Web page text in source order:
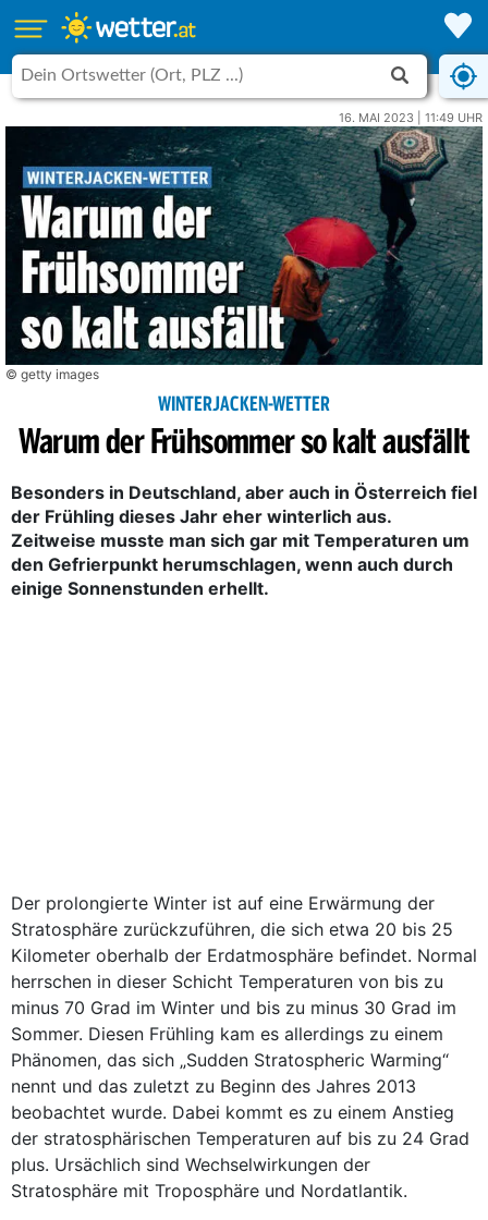
16. MAI 2023 | 11:49 UHR
© getty images
WINTERJACKEN-WETTER
Warum der Frühsommer so kalt ausfällt
Besonders in Deutschland, aber auch in Österreich fiel
der Frühling dieses Jahr eher winterlich aus.
Zeitweise musste man sich gar mit Temperaturen um
den Gefrierpunkt herumschlagen, wenn auch durch
einige Sonnenstunden erhellt.
Der prolongierte Winter ist auf eine Erwärmung der
Stratosphäre zurückzuführen, die sich etwa 20 bis 25
Kilometer oberhalb der Erdatmosphäre befindet. Normal
herrschen in dieser Schicht Temperaturen von bis zu
minus 70 Grad im Winter und bis zu minus 30 Grad im
Sommer. Diesen Frühling kam es allerdings zu einem
Phänomen, das sich „Sudden Stratospheric Warming“
nennt und das zuletzt zu Beginn des Jahres 2013
beobachtet wurde. Dabei kommt es zu einem Anstieg
der stratosphärischen Temperaturen auf bis zu 24 Grad
plus. Ursächlich sind Wechselwirkungen der
Stratosphäre mit Troposphäre und Nordatlantik.